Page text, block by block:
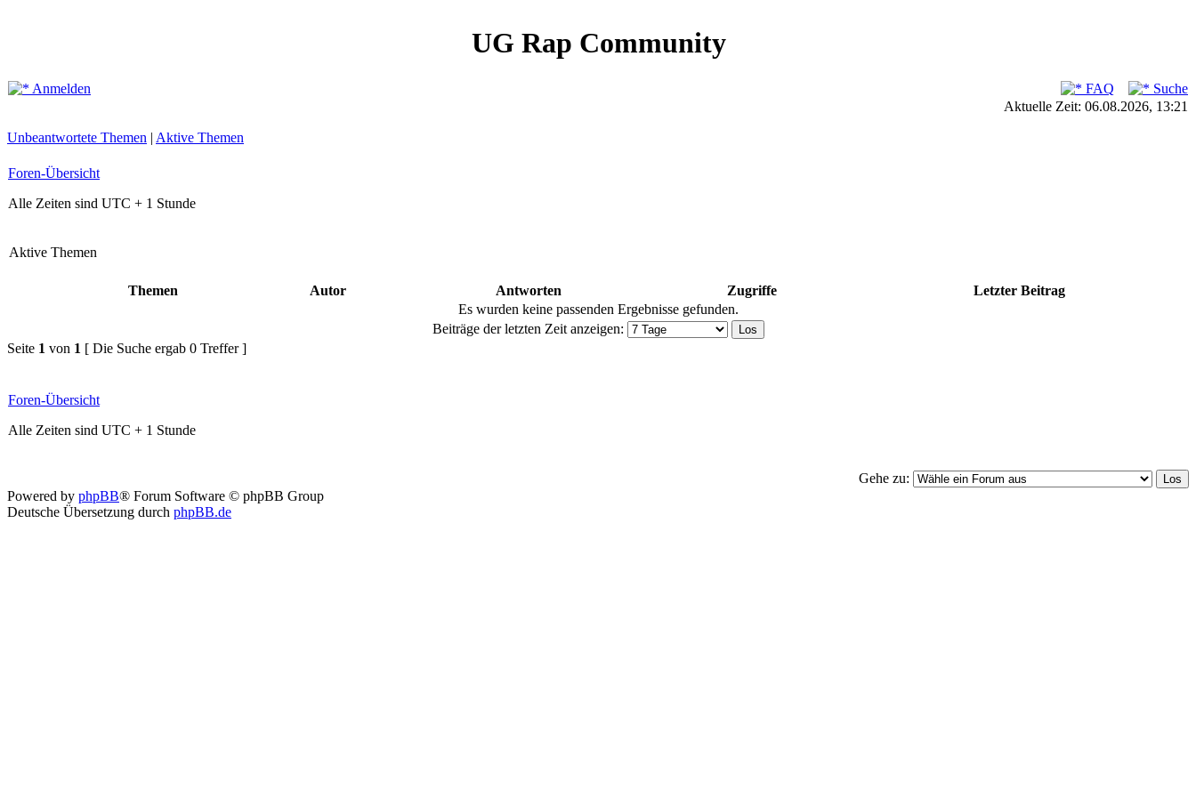
UG Rap Community
Anmelden FAQ
Suche
Aktuelle Zeit: 06.08.2026, 13:21
Unbeantwortete Themen | Aktive Themen
Foren-Übersicht
Alle Zeiten sind UTC + 1 Stunde
Aktive Themen
Themen Autor Antworten Zugriffe
Letzter Beitrag
Es wurden keine passenden Ergebnisse gefunden.
Beiträge der letzten Zeit anzeigen:
Seite 1 von 1 [ Die Suche ergab 0 Treffer ]
Foren-Übersicht
Alle Zeiten sind UTC + 1 Stunde
Gehe zu:
Powered by phpBB® Forum Software © phpBB Group
Deutsche Übersetzung durch phpBB.de